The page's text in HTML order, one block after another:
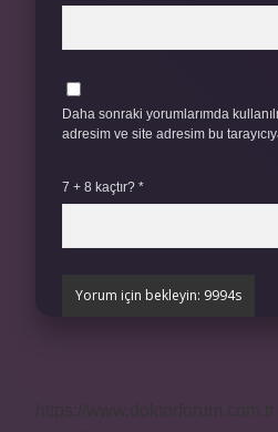
Daha sonraki yorumlarımda
adresim ve site adresim bu
7 + 8 kaçtır? *